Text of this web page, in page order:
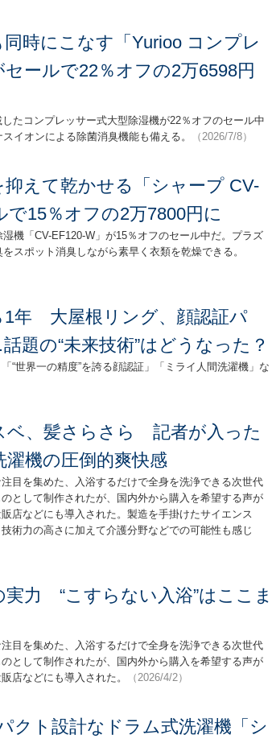
時にこなす「Yurioo コンプレ
ールで22％オフの2万6598円
たコンプレッサー式大型除湿機が22％オフのセール中
イオンによる除菌消臭機能も備える。
（2026/7/8）
えて乾かせる「シャープ CV-
で15％オフの2万7800円に
機「CV-EF120-W」が15％オフのセール中だ。プラズ
スポット消臭しながら素早く衣類を乾燥できる。
1年 大屋根リング、顔認証パ
題の“未来技術”はどうなった？
“世界一の精度”を誇る顔認証」「ミライ人間洗濯機」な
、髪さらさら 記者が入った
機の圧倒的爽快感
目を集めた、入浴するだけで全身を洗浄できる次世代
として制作されたが、国内外から購入を希望する声が
店などにも導入された。製造を手掛けたサイエンス
術力の高さに加えて介護分野などでの可能性も感じ
実力 “こすらない入浴”はここま
目を集めた、入浴するだけで全身を洗浄できる次世代
として制作されたが、国内外から購入を希望する声が
店などにも導入された。
（2026/4/2）
クト設計なドラム式洗濯機「シ